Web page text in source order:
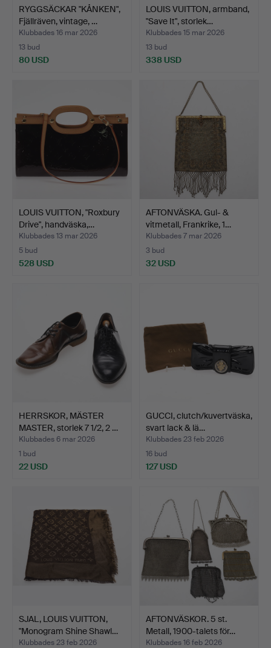
RYGGSÄCKAR "KÅNKEN",
Fjällräven, vintage, …
Klubbades 16 mar 2026
13 bud
80 USD
LOUIS VUITTON, armband,
"Save It", storlek…
Klubbades 15 mar 2026
13 bud
338 USD
LOUIS VUITTON, "Roxbury
Drive", handväska,…
Klubbades 13 mar 2026
5 bud
528 USD
AFTONVÄSKA. Gul- &
vitmetall, Frankrike, 1…
Klubbades 7 mar 2026
3 bud
32 USD
HERRSKOR, MÄSTER
MASTER, storlek 7 1/2, 2 …
Klubbades 6 mar 2026
1 bud
22 USD
GUCCI, clutch/kuvertväska,
svart lack & lä…
Klubbades 23 feb 2026
16 bud
127 USD
SJAL, LOUIS VUITTON,
"Monogram Shine Shawl…
Klubbades 23 feb 2026
AFTONVÄSKOR. 5 st.
Metall, 1900-talets för…
Klubbades 16 feb 2026